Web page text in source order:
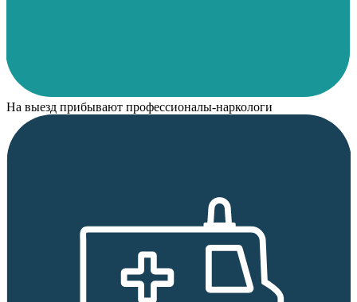
На выезд прибывают профессионалы-наркологи